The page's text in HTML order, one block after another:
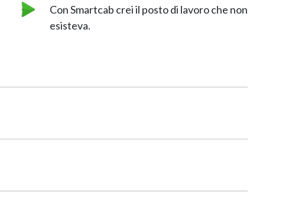
Con Smartcab crei il posto di lavoro che non
esisteva.